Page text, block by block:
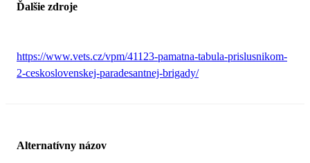
Ďalšie zdroje
https://www.vets.cz/vpm/41123-pamatna-tabula-prislusnikom-
2-ceskoslovenskej-paradesantnej-brigady/
Alternatívny názov